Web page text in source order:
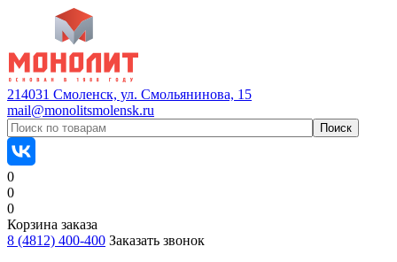
214031 Смоленск, ул. Смольянинова, 15
mail@monolitsmolensk.ru
0
0
0
Корзина заказа
8 (4812) 400-400 Заказать звонок